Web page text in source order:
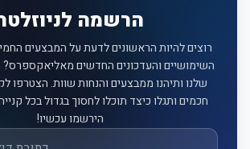
הרשמה
רוצים להיות הראשונים לדעת על המבצעים
השימושיים והעדכונים החדשים מאליאקספרס?
שלנו ותיהנו ממבצעים והנחות שוות. הצטרפו
חכמים ותגלו כיצד תוכלו לחסוך בגדול בכל
הירשמו עכשיו!
אימייל